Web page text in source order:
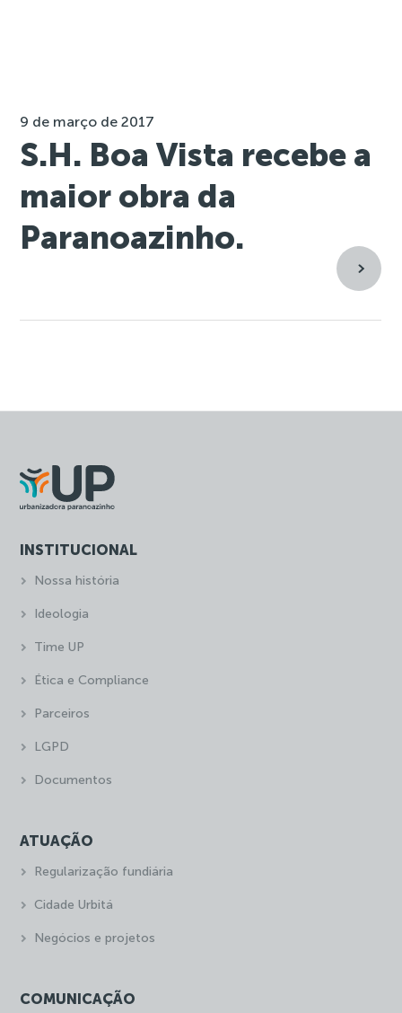
9 de março de 2017
S.H. Boa Vista recebe a
maior obra da
Paranoazinho.
INSTITUCIONAL
Nossa história
Ideologia
Time UP
Ética e Compliance
Parceiros
LGPD
Documentos
ATUAÇÃO
Regularização fundiária
Cidade Urbitá
Negócios e projetos
COMUNICAÇÃO